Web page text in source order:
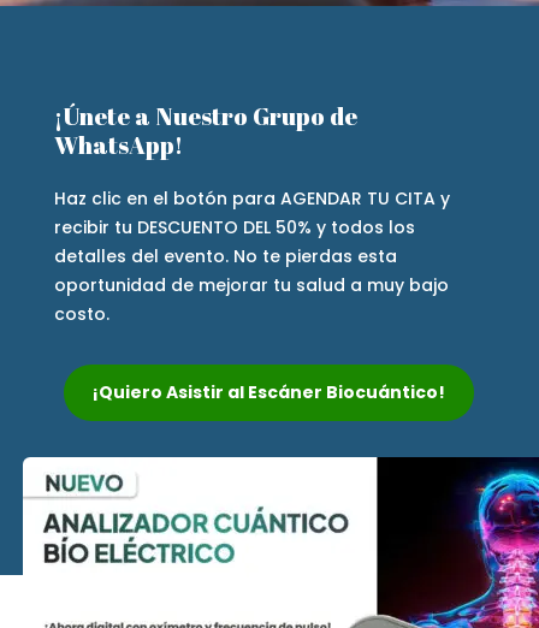
¡Únete a Nuestro Grupo de
WhatsApp!
Haz clic en el botón para AGENDAR TU CITA y
recibir tu DESCUENTO DEL 50% y todos los
detalles del evento. No te pierdas esta
oportunidad de mejorar tu salud a muy bajo
costo.
¡Quiero Asistir al Escáner Biocuántico!